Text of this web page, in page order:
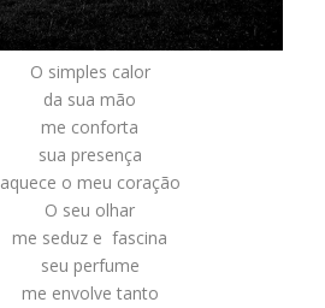
O simples calor
da sua mão
me conforta
sua presença
aquece o meu coração
O seu olhar
me seduz e fascina
seu perfume
me envolve tanto